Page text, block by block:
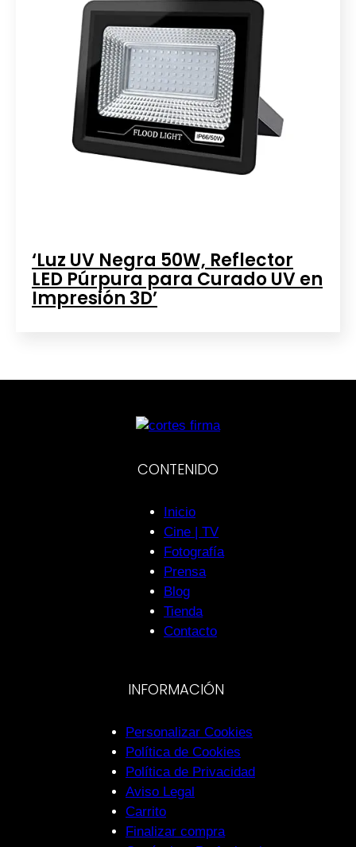
‘Luz UV Negra 50W, Reflector
LED Púrpura para Curado UV en
Impresión 3D’
CONTENIDO
Inicio
Cine | TV
Fotografía
Prensa
Blog
Tienda
Contacto
INFORMACIÓN
Personalizar Cookies
Política de Cookies
Política de Privacidad
Aviso Legal
Carrito
Finalizar compra